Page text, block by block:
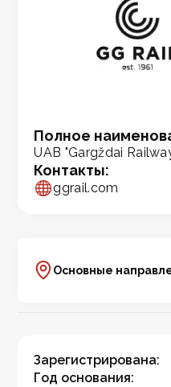
Полное
UAB "Gargždai
Контакты:
ggrail.com
Основные
Зарегистрирована:
Год основания: